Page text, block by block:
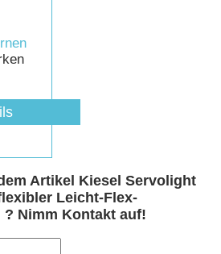
Artikel Kiesel Servolight
Leicht-Flex-
? Nimm Kontakt auf!